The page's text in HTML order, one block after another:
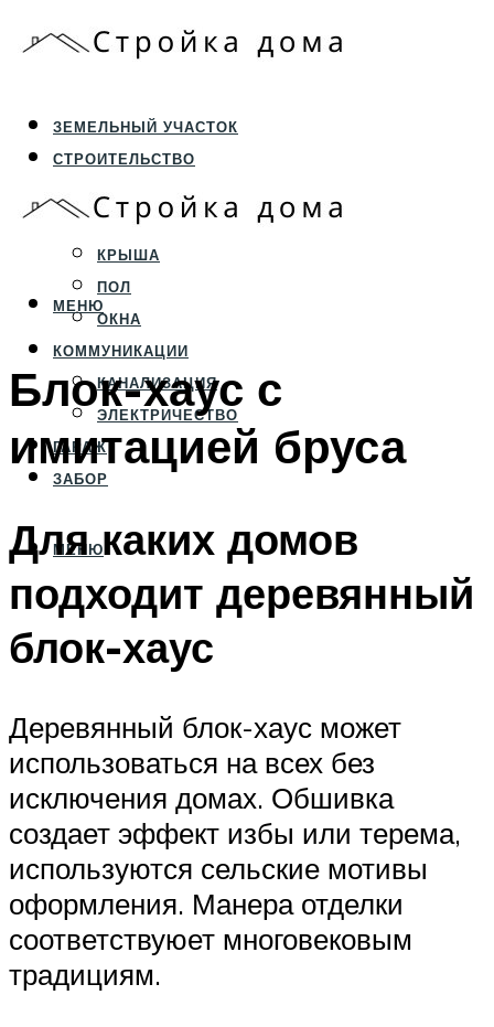
ЗЕМЕЛЬНЫЙ УЧАСТОК
СТРОИТЕЛЬСТВО
ФУНДАМЕНТ И ЦОКОЛЬ
ПЕРЕКРЫТИЯ И СТЕНЫ
КРЫША
ПОЛ
ОКНА
КОММУНИКАЦИИ
КАНАЛИЗАЦИЯ
ЭЛЕКТРИЧЕСТВО
ГАРАЖ
ЗАБОР
МЕНЮ
МЕНЮ
Блок-хаус с
имитацией бруса
Для каких домов
подходит деревянный
блок-хаус
Деревянный блок-хаус может
использоваться на всех без
исключения домах. Обшивка
создает эффект избы или терема,
используются сельские мотивы
оформления. Манера отделки
соответствуюет многовековым
традициям.